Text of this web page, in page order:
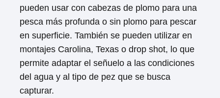
pueden usar con cabezas de plomo para una
pesca más profunda o sin plomo para pescar
en superficie. También se pueden utilizar en
montajes Carolina, Texas o drop shot, lo que
permite adaptar el señuelo a las condiciones
del agua y al tipo de pez que se busca
capturar.